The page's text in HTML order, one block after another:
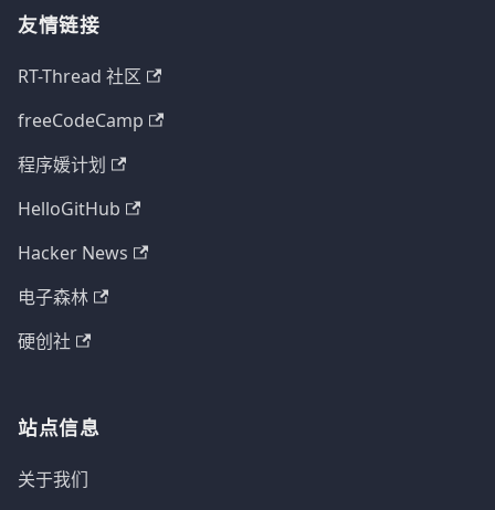
友情链接
RT-Thread 社区
freeCodeCamp
程序媛计划
HelloGitHub
Hacker News
电子森林
硬创社
站点信息
关于我们